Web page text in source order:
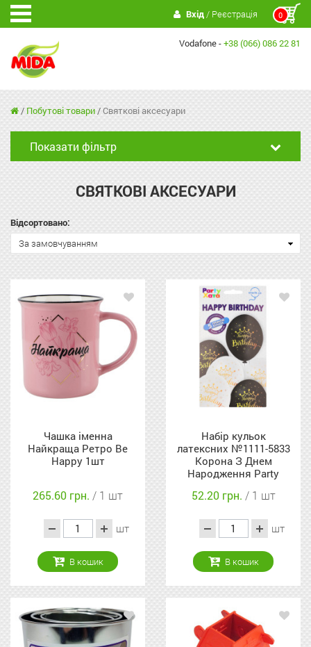
0
Вхід/ Реєстрація
Vodafone -+38 (066) 086 22 81
/ Побутові товари/Святкові аксесуари
Показати фільтр
СВЯТКОВІ АКСЕСУАРИ
Відсортовано:
За замовчуванням
Чашка іменна
Найкраща Ретро Be
Happy 1шт
265.60 грн. / 1 шт
шт
В кошик
Набір кульок
латексних №1111-5833
Корона З Днем
Народження Party
52.20 грн. / 1 шт
шт
В кошик